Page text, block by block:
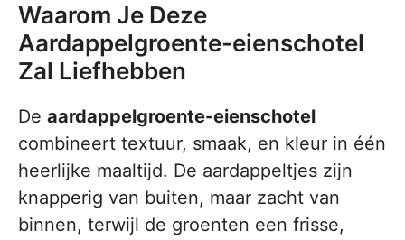
Waarom Je Deze
Aardappelgroente-eienschotel
Zal Liefhebben
De aardappelgroente-eienschotel
combineert textuur, smaak, en kleur in één
heerlijke maaltijd. De aardappeltjes zijn
knapperig van buiten, maar zacht van
binnen, terwijl de groenten een frisse,